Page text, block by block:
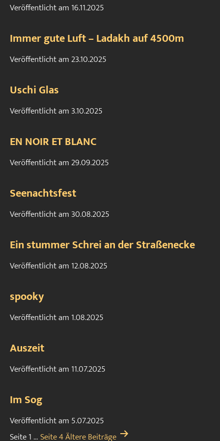
Veröffentlicht am 16.11.2025
Immer gute Luft – Ladakh auf 4500m
Veröffentlicht am23.10.2025
Uschi Glas
Veröffentlicht am3.10.2025
EN NOIR ET BLANC
Veröffentlicht am29.09.2025
Seenachtsfest
Veröffentlicht am30.08.2025
Ein stummer Schrei an der Straßenecke
Veröffentlicht am 12.08.2025
spooky
Veröffentlicht am 1.08.2025
Auszeit
Veröffentlicht am 11.07.2025
Im Sog
Veröffentlicht am 5.07.2025
Seitennummerierung
Seite 1 …Seite 4ÄltereBeiträge